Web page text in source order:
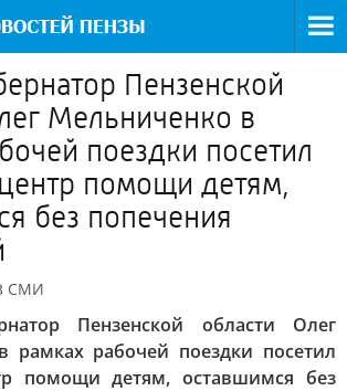
Пензенской
Мельниченко в
поездки посетил
помощи детям,
без попечения
СМИ
Пензенской области Олег
рамках рабочей поездки посетил
помощи детям, оставшимся без